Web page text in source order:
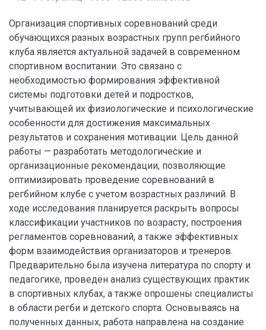
Организация спортивных соревнований среди
обучающихся разных возрастных групп регбийного
клуба является актуальной задачей в современном
спортивном воспитании. Это связано с
необходимостью формирования эффективной
системы подготовки детей и подростков,
учитывающей их физиологические и психологические
особенности для достижения максимальных
результатов и сохранения мотивации. Цель данной
работы — разработать методологические и
организационные рекомендации, позволяющие
оптимизировать проведение соревнований в
регбийном клубе с учетом возрастных различий. В
ходе исследования планируется раскрыть вопросы
классификации участников по возрасту, построения
регламентов соревнований, а также эффективных
форм взаимодействия организаторов и тренеров.
Предварительно была изучена литература по спорту и
педагогике, проведён анализ существующих практик
в спортивных клубах, а также опрошены специалисты
в области регби и детского спорта. Основываясь на
полученных данных, работа направлена на создание